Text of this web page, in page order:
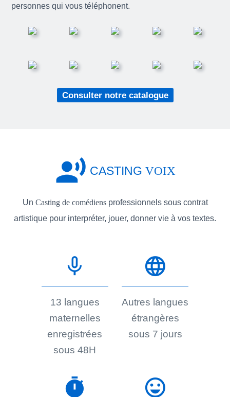
personnes qui vous téléphonent.
Consulter notre catalogue
record_voice_over CASTING VOIX
Un Casting de comédiensprofessionnels sous contrat
artistique pour interpréter, jouer, donner vie à vos textes.
mic_none
13 langues
maternelles
enregistrées
sous 48H
language
Autres langues
étrangères
sous 7 jours
timer sentiment_very_satisfied